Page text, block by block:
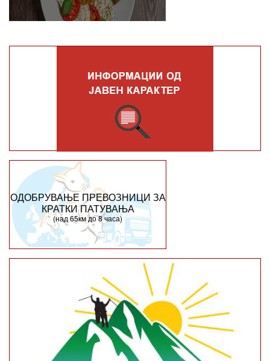
ОДОБРУВАЊЕ ПРЕВОЗНИЦИ ЗА
КРАТКИ ПАТУВАЊА
(над 65км до 8 часа)